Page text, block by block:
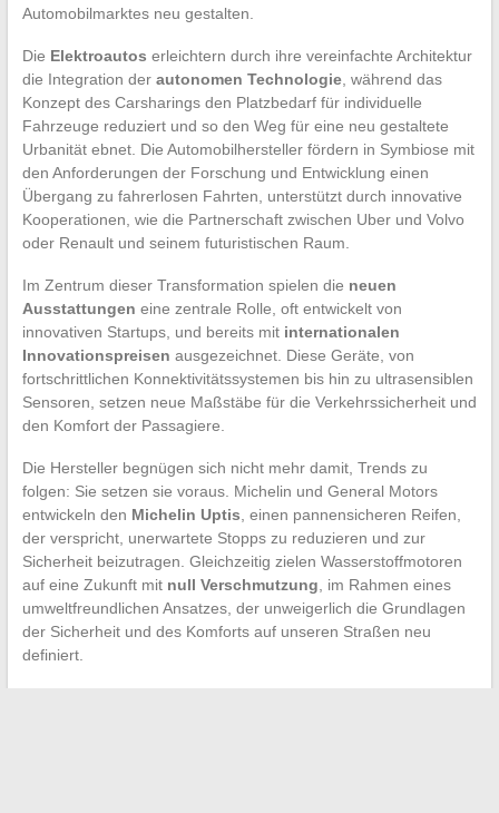
Automobilmarktes neu gestalten.
Die Elektroautos erleichtern durch ihre vereinfachte Architektur
die Integration der autonomen Technologie, während das
Konzept des Carsharings den Platzbedarf für individuelle
Fahrzeuge reduziert und so den Weg für eine neu gestaltete
Urbanität ebnet. Die Automobilhersteller fördern in Symbiose mit
den Anforderungen der Forschung und Entwicklung einen
Übergang zu fahrerlosen Fahrten, unterstützt durch innovative
Kooperationen, wie die Partnerschaft zwischen Uber und Volvo
oder Renault und seinem futuristischen Raum.
Im Zentrum dieser Transformation spielen die neuen
Ausstattungen eine zentrale Rolle, oft entwickelt von
innovativen Startups, und bereits mit internationalen
Innovationspreisen ausgezeichnet. Diese Geräte, von
fortschrittlichen Konnektivitätssystemen bis hin zu ultrasensiblen
Sensoren, setzen neue Maßstäbe für die Verkehrssicherheit und
den Komfort der Passagiere.
Die Hersteller begnügen sich nicht mehr damit, Trends zu
folgen: Sie setzen sie voraus. Michelin und General Motors
entwickeln den Michelin Uptis, einen pannensicheren Reifen,
der verspricht, unerwartete Stopps zu reduzieren und zur
Sicherheit beizutragen. Gleichzeitig zielen Wasserstoffmotoren
auf eine Zukunft mit null Verschmutzung, im Rahmen eines
umweltfreundlichen Ansatzes, der unweigerlich die Grundlagen
der Sicherheit und des Komforts auf unseren Straßen neu
definiert.